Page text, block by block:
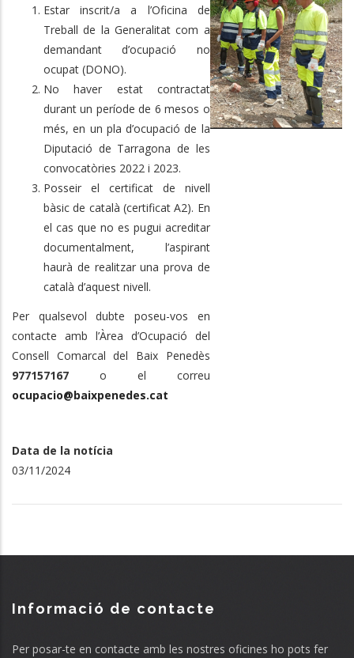
Estar inscrit/a a l’Oficina de
Treball de la Generalitat com a
demandant d’ocupació no
ocupat (DONO).
No haver estat contractat
durant un període de 6 mesos o
més, en un pla d’ocupació de la
Diputació de Tarragona de les
convocatòries 2022 i 2023.
Posseir el certificat de nivell
bàsic de català (certificat A2). En
el cas que no es pugui acreditar
documentalment, l’aspirant
haurà de realitzar una prova de
català d’aquest nivell.
Per qualsevol dubte poseu-vos en
contacte amb l’Àrea d’Ocupació del
Consell Comarcal del Baix Penedès
977157167 o el correu
ocupacio@baixpenedes.cat
Data de la notícia
03/11/2024
Informació de contacte
Per posar-te en contacte amb les nostres oficines ho pots fer